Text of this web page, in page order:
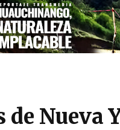
de Nueva